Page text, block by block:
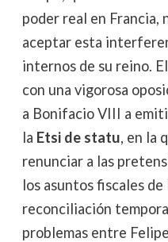
poder real en Francia,
aceptar esta
internos de su reino.
con una vigorosa
a Bonifacio VIII a
la Etsi de statu, en la
renunciar a las
los asuntos fiscales
reconciliación
problemas entre